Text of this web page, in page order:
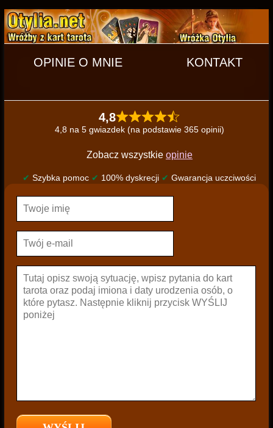
OPINIE O MNIE KONTAKT
4,8
4,8 na 5 gwiazdek (na podstawie 365 opinii)
Zobacz wszystkie opinie
✔ Szybka pomoc ✔ 100% dyskrecji ✔ Gwarancja uczciwości